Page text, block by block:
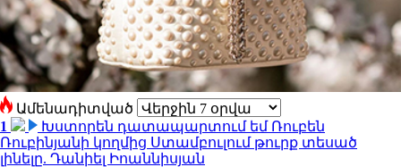
Ամենադիտված
1
Խստորեն դատապարտում եմ Ռուբեն
Ռուբինյանի կողմից Ստամբուլում թուրք տեսած
լինելը. Դանիել Իոաննիսյան